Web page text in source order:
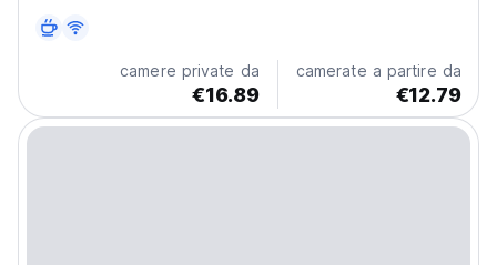
camere private da
€16.89
camerate a partire da
€12.79